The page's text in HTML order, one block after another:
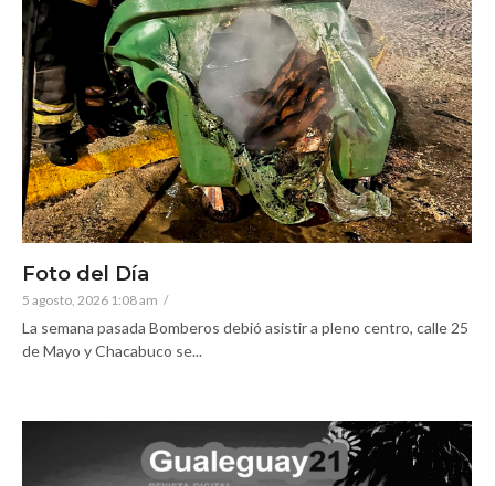
Foto del Día
5 agosto, 2026 1:08 am /
La semana pasada Bomberos debió asistir a pleno centro, calle 25
de Mayo y Chacabuco se...